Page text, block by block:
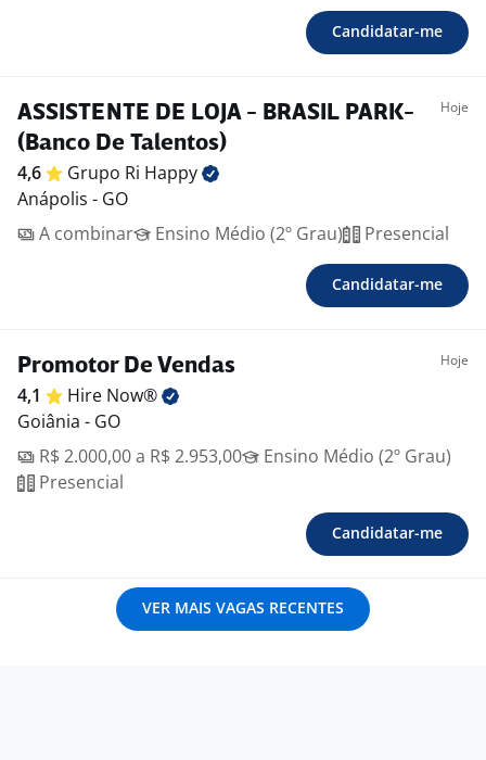
Candidatar-me
ASSISTENTE DE LOJA - BRASIL PARK-
(Banco De Talentos)
Hoje
4,6 Grupo Ri Happy
Anápolis - GO
A combinar
Ensino Médio (2º Grau) Presencial
Candidatar-me
Promotor De Vendas Hoje
4,1 Hire Now®
Goiânia - GO
R$ 2.000,00 a R$ 2.953,00
Ensino Médio (2º Grau)
Presencial
Candidatar-me
VER MAIS VAGAS RECENTES